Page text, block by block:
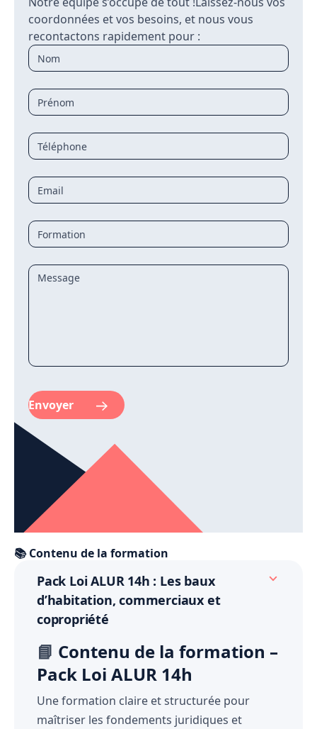
coordonnées et vos besoins, et nous vous
recontactons rapidement pour :
📚 Contenu de la formation
Pack Loi ALUR 14h : Les baux
d’habitation, commerciaux et
copropriété
📘 Contenu de la formation –
Pack Loi ALUR 14h
Une formation claire et structurée pour
maîtriser les fondements juridiques et